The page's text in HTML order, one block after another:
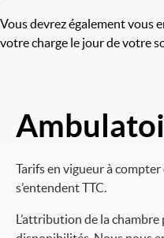
Vous devrez également vous
votre charge le jour de votre
Image
Tarifs en vigueur à
s’entendent TTC.
L’attribution de la